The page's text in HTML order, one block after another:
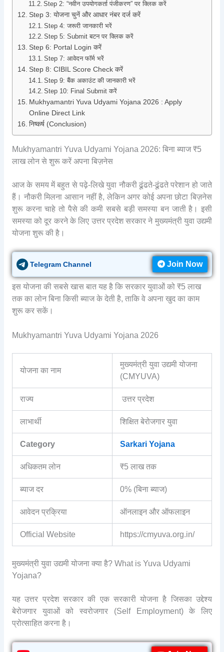
Step 2: “नवीन उपयोगकर्ता पंजीकरण” पर क्लिक करें
Step 3: योजना चुनें और आधार नंबर दर्ज करें
Step 4: जरूरी जानकारी भरें
Step 5: Submit बटन पर क्लिक करें
Step 6: Portal Login करें
Step 7: आवेदन फॉर्म भरें
Step 8: CIBIL Score Check करें
Step 9: बैंक अकाउंट की जानकारी भरें
Step 10: Final Submit करें
Mukhyamantri Yuva Udyami Yojana 2026 : Apply
Online Direct Link
निष्कर्ष (Conclusion)
Mukhyamantri Yuva Udyami Yojana 2026: बिना ब्याज ₹5
लाख लोन से शुरू करें अपना बिज़नेस
आज के समय में बहुत से पढ़े-लिखे युवा नौकरी ढूंढते-ढूंढते परेशान हो जाते
हैं। नौकरी मिलना आसान नहीं है, लेकिन अगर कोई अपना छोटा बिज़नेस
शुरू करना चाहे तो पैसे की कमी सबसे बड़ी समस्या बन जाती है। इसी
समस्या को दूर करने के लिए उत्तर प्रदेश सरकार ने मुख्यमंत्री युवा उद्यमी
योजना शुरू की है।
Telegram Channel Join Now
इस योजना की सबसे खास बात यह है कि सरकार युवाओं को ₹5 लाख
तक का लोन बिना किसी ब्याज के देती है, ताकि वे अपना खुद का काम
शुरू कर सकें।
Mukhyamantri Yuva Udyami Yojana 2026
योजना का नाम
मुख्यमंत्री युवा उद्यमी योजना
(CMYUVA)
राज्य उत्तर प्रदेश
लाभार्थी शिक्षित बेरोजगार युवा
Category Sarkari Yojana
अधिकतम लोन ₹5 लाख तक
ब्याज दर 0% (बिना ब्याज)
आवेदन प्रक्रिया ऑनलाइन और ऑफलाइन
Official Website https://cmyuva.org.in/
मुख्यमंत्री युवा उद्यमी योजना क्या है? What is Yuva Udyami
Yojana?
यह उत्तर प्रदेश सरकार की एक सरकारी योजना है जिसका उद्देश्य
बेरोजगार युवाओं को स्वरोजगार (Self Employment) के लिए
प्रोत्साहित करना है।